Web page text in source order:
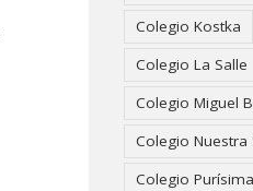
Colegio Kostka
Colegio La Salle
Colegio Miguel
Colegio Nuestra
Colegio